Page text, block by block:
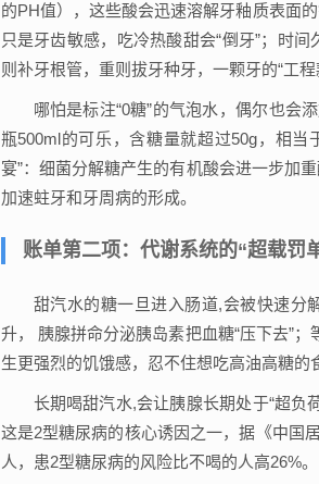
的PH值），这些酸会迅速溶解牙釉质表面
只是牙齿敏感，吃冷热酸甜会“倒牙”；时
则补牙根管，重则拔牙种牙，一颗牙的“工程
哪怕是标注“0糖”的气泡水，偶尔也
瓶500ml的可乐，含糖量就超过50g，相
宴”：细菌分解糖产生的有机酸会进一步加
加速蛀牙和牙周病的形成。
账单第二项：代谢系统的“超载罚
甜汽水的糖一旦进入肠道,会被快速分
升， 胰腺拼命分泌胰岛素把血糖“压下去”
生更强烈的饥饿感，忍不住想吃高油高糖
长期喝甜汽水,会让胰腺长期处于“超负
这是2型糖尿病的核心诱因之一，据《中国
人，患2型糖尿病的风险比不喝的人高26%。